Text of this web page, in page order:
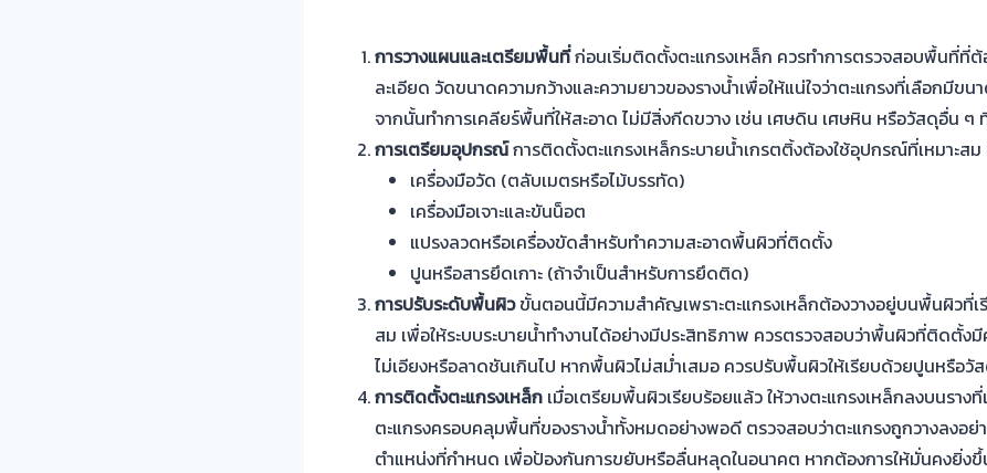
การวางแผนและเตรียมพื้นที่ก่อนเริ่มติดตั้งตะแกรงเหล็ก ควรทำการตรวจสอบพื้นที่ที่
ละเอียด วัดขนาดความกว้างและความยาวของรางน้ำเพื่อให้แน่ใจว่าตะแกรงที่เลือกมี
จากนั้นทำการเคลียร์พื้นที่ให้สะอาด ไม่มีสิ่งกีดขวาง เช่น เศษดิน เศษหิน หรือวัสดุอื่น ๆ
การเตรียมอุปกรณ์การติดตั้งตะแกรงเหล็กระบายน้ำเกรตติ้งต้องใช้อุปกรณ์ที่เหมาะสม
เครื่องมือวัด (ตลับเมตรหรือไม้บรรทัด)
เครื่องมือเจาะและขันน็อต
แปรงลวดหรือเครื่องขัดสำหรับทำความสะอาดพื้นผิวที่ติดตั้ง
ปูนหรือสารยึดเกาะ (ถ้าจำเป็นสำหรับการยึดติด)
การปรับระดับพื้นผิวขั้นตอนนี้มีความสำคัญเพราะตะแกรงเหล็กต้องวางอยู่บนพื้นผิวที่เ
สม เพื่อให้ระบบระบายน้ำทำงานได้อย่างมีประสิทธิภาพ ควรตรวจสอบว่าพื้นผิวที่ติดตั้งมี
ไม่เอียงหรือลาดชันเกินไป หากพื้นผิวไม่สม่ำเสมอ ควรปรับพื้นผิวให้เรียบด้วยปูนหรือวั
การติดตั้งตะแกรงเหล็ก เมื่อเตรียมพื้นผิวเรียบร้อยแล้ว ให้วางตะแกรงเหล็กลงบนรางที่
ตะแกรงครอบคลุมพื้นที่ของรางน้ำทั้งหมดอย่างพอดี ตรวจสอบว่าตะแกรงถูกวางลงอย่
ตำแหน่งที่กำหนด เพื่อป้องกันการขยับหรือลื่นหลุดในอนาคต หากต้องการให้มั่นคงยิ่ง